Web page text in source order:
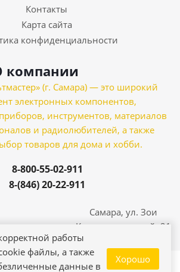
Контакты
Карта сайта
конфиденциальности
компании
(г. Самара) — это широкий
электронных компонентов,
инструментов, материалов
и радиолюбителей, а также
товаров для дома и хобби.
8-800-55-02-911
8-(846) 20-22-911
Самара, ул. Зои
Космодемьянской, 21
работы
файлы, а также
данные в
Хорошо